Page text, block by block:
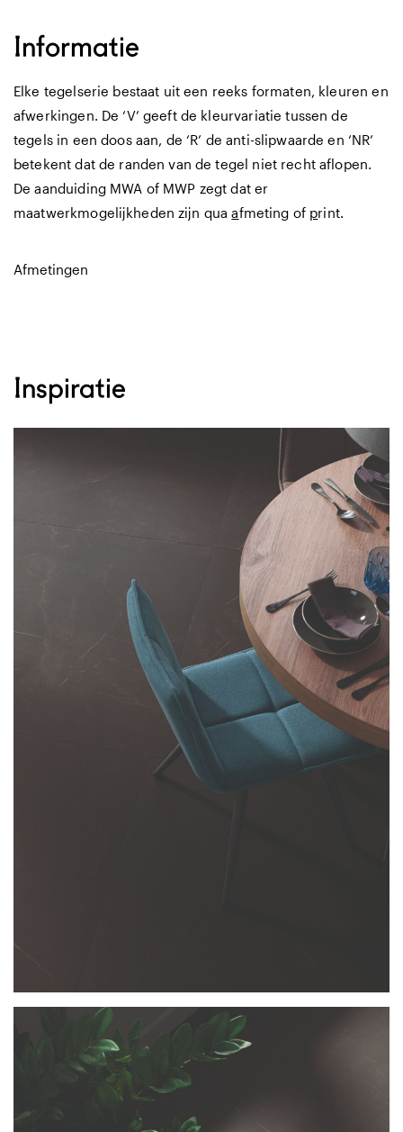
Informatie
Elke tegelserie bestaat uit een reeks formaten, kleuren en
afwerkingen. De ‘V’ geeft de kleurvariatie tussen de
tegels in een doos aan, de ‘R’ de anti-slipwaarde en ‘NR’
betekent dat de randen van de tegel niet recht aflopen.
De aanduiding MWA of MWP zegt dat er
maatwerkmogelijkheden zijn quaafmeting of print.
Afmetingen
Inspiratie